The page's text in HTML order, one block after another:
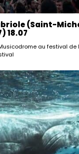
(Saint-
18.07
au festival de